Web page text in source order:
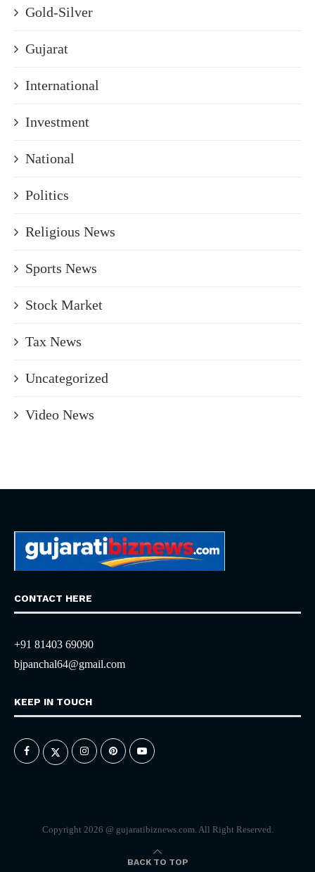
Gold-Silver
Gujarat
International
Investment
National
Politics
Religious News
Sports News
Stock Market
Tax News
Uncategorized
Video News
CONTACT HERE
+91 81403 69090
bjpanchal64@gmail.com
KEEP IN TOUCH
Copyright 2026 @ gujaratibiznews.com. All Right Reserved.
BACK TO TOP